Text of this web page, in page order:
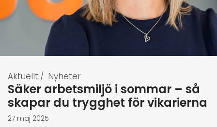
Aktuellt / Nyheter
Säker arbetsmiljö i sommar – så
skapar du trygghet för vikarierna
27 maj 2025